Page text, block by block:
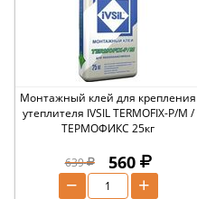
Монтажный клей для крепления
утеплителя IVSIL TERMOFIX-Р/М /
ТЕРМОФИКС 25кг
639 560
+
−